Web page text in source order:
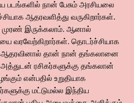
நான் பேசும் அரசியலை
ஆதரவளித்து வருகிறார்கள்.
முரண் இருக்கலாம். ஆனால்
வரவேற்கிறார்கள்.‌ தொடர்ச்சியாக
ஆதரவினால் தான் நான் தங்கலானை
அத்துடன் ரசிகர்களுக்கு தங்கலான்
என்பதில் உறுதியாக
மட்டுமல்ல இந்திய